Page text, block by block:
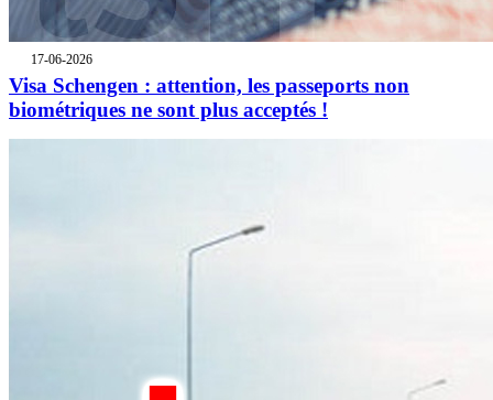
17-06-2026
Visa Schengen : attention, les passeports non
biométriques ne sont plus acceptés !